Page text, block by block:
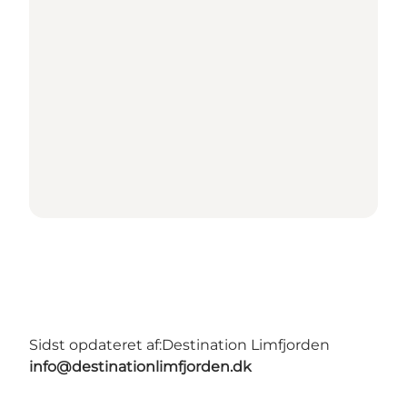
Sidst opdateret af:Destination Limfjorden
info@destinationlimfjorden.dk